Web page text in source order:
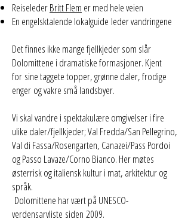
ReiselederBritt Flem er med hele veien
En engelsktalende lokalguide leder vandringene
Det finnes ikke mange fjellkjeder som slår
Dolomittene i dramatiske formasjoner. Kjent
for sine taggete topper, grønne daler, frodige
enger og vakre små landsbyer.
Vi skal vandre i spektakulære omgivelser i fire
ulike daler/fjellkjeder; Val Fredda/San Pellegrino,
Val di Fassa/Rosengarten, Canazei/Pass Pordoi
og Passo Lavaze/Corno Bianco. Her møtes
østerrisk og italiensk kultur i mat, arkitektur og
språk.
Dolomittene har vært på UNESCO-
verdensarvliste siden 2009.